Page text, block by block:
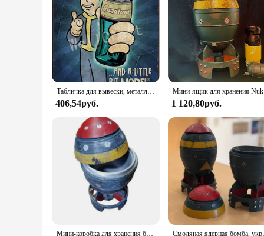
Табличка для вывески, металлическая картина, 3 4 игры Nuke COLA, металлические вывески, настенный постер, декор для дома, комнаты, школы, картина по железу, 8x12 дюймов
406,54руб. 1 120,80руб.
Мини-коробка для хранения бомб Nuke с секретным хранилищем Мини-коробка для хранения ракетного орнамента Nuke Смоляная ядерная